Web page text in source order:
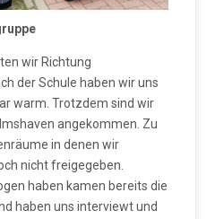
wir Richtung
der Schule haben wir uns
warm. Trotzdem sind wir
angekommen. Zu
in denen wir
nicht freigegeben.
haben kamen bereits die
haben uns interviewt und